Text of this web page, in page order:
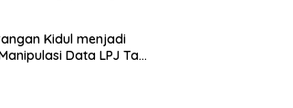
Kidul menjadi
Data LPJ Ta